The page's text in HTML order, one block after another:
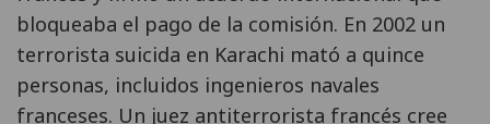
bloqueaba el pago de la comisión. En 2002 un
terrorista suicida en Karachi mató a quince
personas, incluidos ingenieros navales
franceses. Un juez antiterrorista francés cree